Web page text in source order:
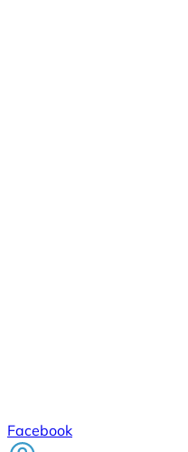
Facebook